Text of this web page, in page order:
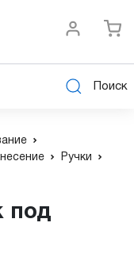
Поиск
Ручки